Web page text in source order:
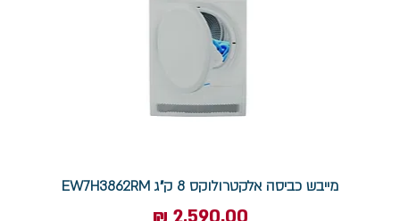
מייבש כביסה אלקטרולוקס 8 ק"ג EW7H3862RM